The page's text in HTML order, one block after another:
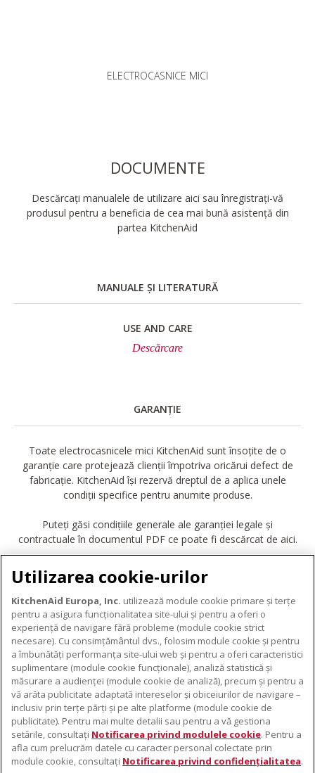
ELECTROCASNICE MICI
DOCUMENTE
Descărcați manualele de utilizare aici sau înregistrați-vă
produsul pentru a beneficia de cea mai bună asistență din
partea KitchenAid
MANUALE ȘI LITERATURĂ
USE AND CARE
Descărcare
GARANȚIE
Toate electrocasnicele mici KitchenAid sunt însoțite de o
garanție care protejează clienții împotriva oricărui defect de
fabricație. KitchenAid își rezervă dreptul de a aplica unele
condiții specifice pentru anumite produse.
Puteți găsi condițiile generale ale garanției legale și
contractuale în documentul PDF ce poate fi descărcat de aici.
DESCĂRCARE GARANȚIE
DESPRE KITCHENAID
Despre KitchenAid
Istoria mărcii
ODR
PRODUSELE NOASTRE
Electrocasnice mici
Accesorii pentru produse
SUPORT
De unde cumpărați
Localizator centre de service
Utilizarea cookie-urilor
KitchenAid Europa, Inc. utilizează module cookie primare și terțe
pentru a asigura funcționalitatea site-ului și pentru a oferi o
experiență de navigare fără probleme (module cookie strict
necesare). Cu consimțământul dvs., folosim module cookie și pentru
a îmbunătăți performanța site-ului web și pentru a oferi caracteristici
suplimentare (module cookie funcționale), analiză statistică și
măsurare a audienței (module cookie de analiză), precum și pentru a
vă arăta publicitate adaptată intereselor și obiceiurilor de navigare –
inclusiv prin terțe părți și pe alte platforme (module cookie de
publicitate). Pentru mai multe detalii sau pentru a vă gestiona
setările, consultați Notificarea privind modulele cookie. Pentru a
afla cum prelucrăm datele cu caracter personal colectate prin
module cookie, consultați Notificarea privind confidențialitatea.